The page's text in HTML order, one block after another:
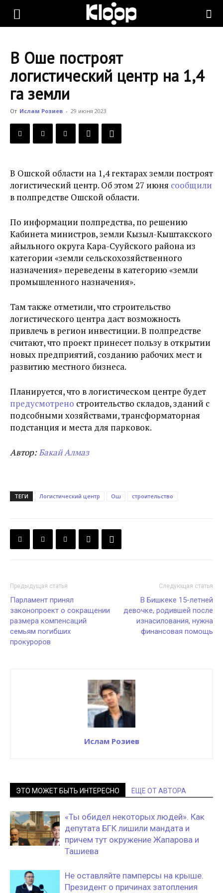
KLOOP.KG
Новости
Кыргызстана
В Оше построят
логистический центр на 1,4
га земли
От Ислам Розиев - 29 июня 2023
В Ошской области на 1,4 гектарах земли построят
логистический центр. Об этом 27 июня сообщили
в полпредстве Ошской области.
По информации полпредства, по решению
Кабинета министров, земли Кызыл-Кыштакского
айыльного округа Кара-Сууйского района из
категории «земли сельскохозяйственного
назначения» переведены в категорию «земли
промышленного назначения».
Там также отметили, что строительство
логистического центра даст возможность
привлечь в регион инвестиции. В полпредстве
считают, что проект принесет пользу в открытии
новых предприятий, созданию рабочих мест и
развитию местного бизнеса.
Планируется, что в логистическом центре будет
предусмотрено строительство складов, зданий с
подсобными хозяйствами, трансформаторная
подстанция и места для парковок.
Автор:Бакай Алмаз
ТЕГИ Логистический центр Ош строительство
Предыдущая статья
Парламент принял
законопроект о сокращении
размера компенсаций
семьям погибших
прокуроров
Следующая статья
В Бишкеке 15-летней
девочке, родившей после
изнасилования, нужна
финансовая помощь
Ислам Розиев
ЭТО МОЖЕТ БЫТЬ ИНТЕРЕСНО ЕЩЕ ОТ АВТОРА
«Ты обидел некоторых людей». Как
депутата БГК лишили мандата и
причем тут окружение Жапарова и
Ташиева
Не оставляйте памперсы на крыше.
Президент о причинах затопления